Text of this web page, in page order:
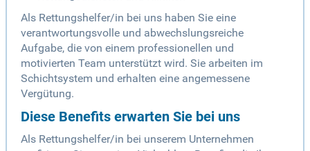
Als Rettungshelfer/in bei uns haben Sie eine
verantwortungsvolle und abwechslungsreiche
Aufgabe, die von einem professionellen und
motivierten Team unterstützt wird. Sie arbeiten im
Schichtsystem und erhalten eine angemessene
Vergütung.
Diese Benefits erwarten Sie bei uns
Als Rettungshelfer/in bei unserem Unternehmen